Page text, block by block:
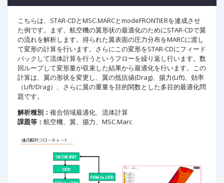
こちらは、STAR-CDとMSC.MARCとmodeFRONTIERを連成させ
た例です。まず、航空機の翼形状の最適化のためにSTAR-CDで翼
の流れを解析します。得られた翼表面の圧力分布をMARCに渡し
て変形の計算を行います。さらにこの変形をSTAR-CDにフィード
バックして流体計算を行うというフローを繰り返し行います。数
回ループして変形量が収束した結果から最適化を行います。この
計算は、翼の形状を変更し、翼の抵抗値(Drag)、揚力(Lift)、効率
（Lift/Drag）、さらに翼の重量を目的関数とした多目的最適化問
題です。
解析種別： 複合領域最適化、流体計算
課題等： 航空機、翼、揚力、MSC.Marc